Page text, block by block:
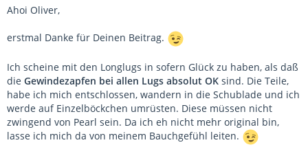
Ahoi Oliver,
erstmal Danke für Deinen Beitrag.
Ich scheine mit den Longlugs in sofern Glück zu haben, als daß
die Gewindezapfen bei allen Lugs absolut OK sind. Die Teile,
habe ich mich entschlossen, wandern in die Schublade und ich
werde auf Einzelböckchen umrüsten. Diese müssen nicht
zwingend von Pearl sein. Da ich eh nicht mehr original bin,
lasse ich mich da von meinem Bauchgefühl leiten.